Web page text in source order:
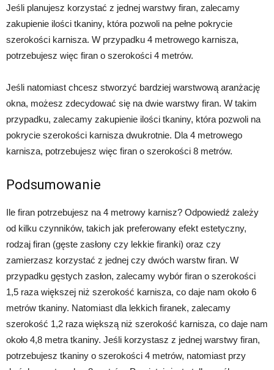
Jeśli planujesz korzystać z jednej warstwy firan, zalecamy
zakupienie ilości tkaniny, która pozwoli na pełne pokrycie
szerokości karnisza. W przypadku 4 metrowego karnisza,
potrzebujesz więc firan o szerokości 4 metrów.
Jeśli natomiast chcesz stworzyć bardziej warstwową aranżację
okna, możesz zdecydować się na dwie warstwy firan. W takim
przypadku, zalecamy zakupienie ilości tkaniny, która pozwoli na
pokrycie szerokości karnisza dwukrotnie. Dla 4 metrowego
karnisza, potrzebujesz więc firan o szerokości 8 metrów.
Podsumowanie
Ile firan potrzebujesz na 4 metrowy karnisz? Odpowiedź zależy
od kilku czynników, takich jak preferowany efekt estetyczny,
rodzaj firan (gęste zasłony czy lekkie firanki) oraz czy
zamierzasz korzystać z jednej czy dwóch warstw firan. W
przypadku gęstych zasłon, zalecamy wybór firan o szerokości
1,5 raza większej niż szerokość karnisza, co daje nam około 6
metrów tkaniny. Natomiast dla lekkich firanek, zalecamy
szerokość 1,2 raza większą niż szerokość karnisza, co daje nam
około 4,8 metra tkaniny. Jeśli korzystasz z jednej warstwy firan,
potrzebujesz tkaniny o szerokości 4 metrów, natomiast przy